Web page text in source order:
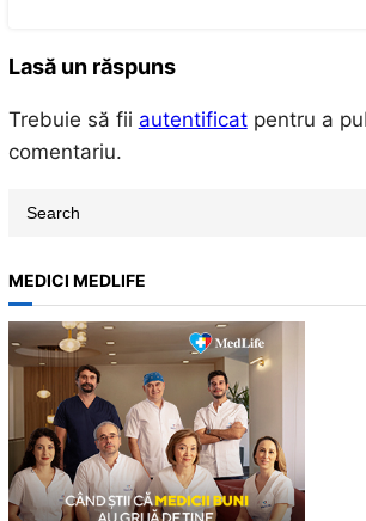
Lasă un răspuns
Trebuie să fii autentificatpentru a
comentariu.
a
r
c
h
MEDICI MEDLIFE